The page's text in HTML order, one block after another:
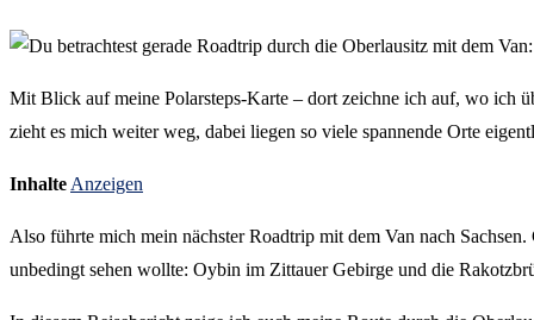
Mit Blick auf meine Polarsteps-Karte – dort zeichne ich auf, wo ich
zieht es mich weiter weg, dabei liegen so viele spannende Orte
InhalteAnzeigen
Also führte mich mein nächster Roadtrip mit dem Van nach
unbedingt sehen wollte: Oybin im Zittauer Gebirge und die